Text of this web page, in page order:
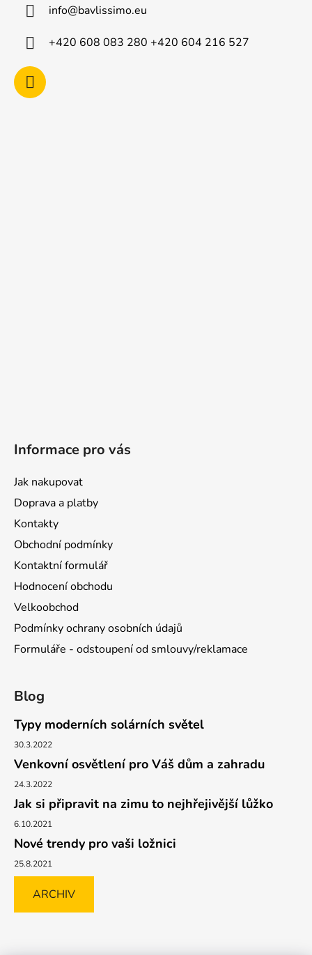
info@bavlissimo.eu
+420 608 083 280 +420 604 216 527
Informace pro vás
Jak nakupovat
Doprava a platby
Kontakty
Obchodní podmínky
Kontaktní formulář
Hodnocení obchodu
Velkoobchod
Podmínky ochrany osobních údajů
Formuláře - odstoupení od smlouvy/reklamace
Blog
Typy moderních solárních světel
30.3.2022
Venkovní osvětlení pro Váš dům a zahradu
24.3.2022
Jak si připravit na zimu to nejhřejivější lůžko
6.10.2021
Nové trendy pro vaši ložnici
25.8.2021
ARCHIV